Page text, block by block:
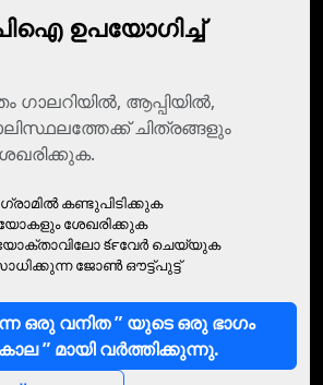
ഉപയോഗിച്ച്
ഗാലറിയിൽ, ആപ്പിയിൽ,
ചിത്രങ്ങളും
കണ്ടുപിടിക്കുക
ശേഖരിക്കുക
కర్‍വേര്‍ ചെയ്യുക
ജോണ്‍ ഔട്ട്പുട്ട്
ഒരു വനിത ” യുടെ ഒരു ഭാഗം
” മായി വർത്തിക്കുന്നു.